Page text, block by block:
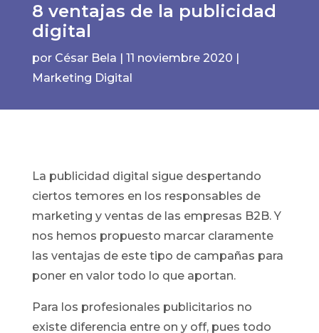
8 ventajas de la publicidad
digital
por César Bela 11 noviembre 2020
Marketing Digital
La publicidad digital sigue despertando
ciertos temores en los responsables de
marketing y ventas de las empresas B2B. Y
nos hemos propuesto marcar claramente
las ventajas de este tipo de campañas para
poner en valor todo lo que aportan.
Para los profesionales publicitarios no
existe diferencia entre on y off, pues todo